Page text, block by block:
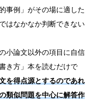
事例」がその場に適した
はなかなか判断できない
小論文以外の項目に自信
き方」本を読むだけで
を得点源とするのであれ
類似問題を中心に解答作